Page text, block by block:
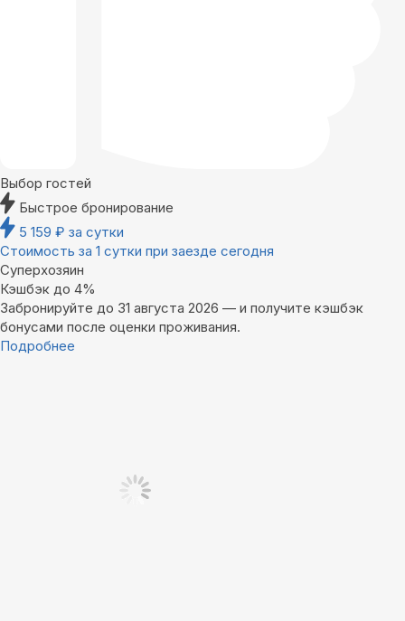
Выбор гостей
Быстрое бронирование
5 159 ₽ за сутки
Стоимость за 1 сутки при заезде сегодня
Суперхозяин
Кэшбэк до 4%
Забронируйте до 31 августа 2026 — и получите кэшбэк
бонусами после оценки проживания.
Подробнее